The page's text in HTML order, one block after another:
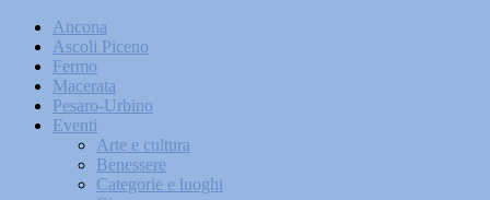
Ancona
Ascoli Piceno
Fermo
Macerata
Pesaro-Urbino
Eventi
Arte e cultura
Benessere
Categorie e luoghi